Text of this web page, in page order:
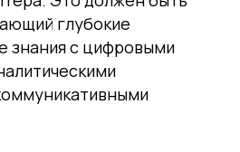
глубокие
знания с цифровыми